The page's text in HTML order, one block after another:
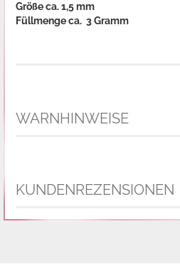
Größe ca. 1,5 mm
Füllmenge ca. 3 Gramm
WARNHINWEISE
KUNDENREZENSIONEN